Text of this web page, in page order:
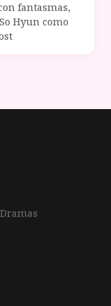
fantasmas,
Hyun como